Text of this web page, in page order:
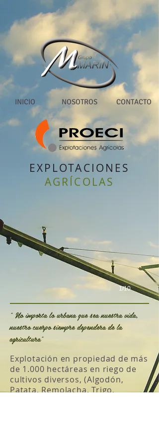
EXPLOTACIONES
AGRÍCOLAS
Explotación en propiedad de más
de 1.000 hectáreas en riego de
cultivos diversos, (Algodón,
Patata, Remolacha, Trigo,
1/10
" No importa lo urbana que sea nuestra vida,
nuestro cuerpo siempre dependera de la
agricultura"
INICIO NOSOTROS CONTACTO